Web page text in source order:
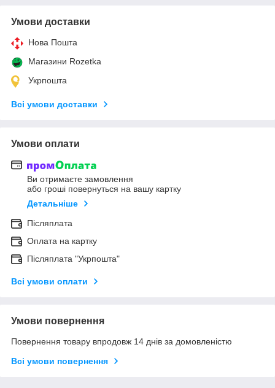
Умови доставки
Нова Пошта
Магазини Rozetka
Укрпошта
Всі умови доставки
Умови оплати
Ви отримаєте замовлення
або гроші повернуться на вашу картку
Детальніше
Післяплата
Оплата на картку
Післяплата "Укрпошта"
Всі умови оплати
Умови повернення
Повернення товару впродовж 14 днів за домовленістю
Всі умови повернення